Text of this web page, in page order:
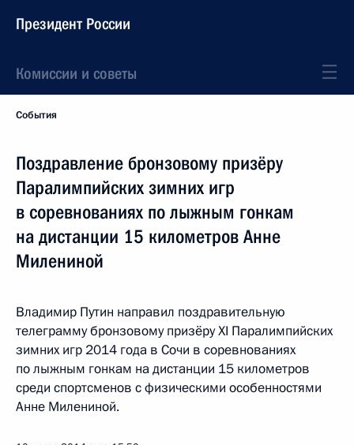
Президент России
Комиссии и советы
События
Поздравление бронзовому призёру
Паралимпийских зимних игр
в соревнованиях по лыжным гонкам
на дистанции 15 километров Анне
Милениной
Владимир Путин направил поздравительную
телеграмму бронзовому призёру XI Паралимпийских
зимних игр 2014 года в Сочи в соревнованиях
по лыжным гонкам на дистанции 15 километров
среди спортсменов с физическими особенностями
Анне Милениной.